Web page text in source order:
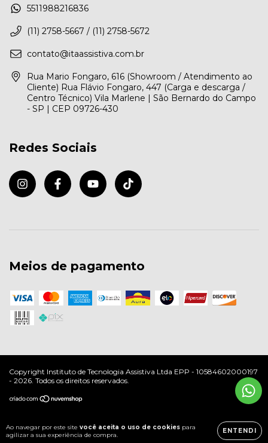
Ao navegar por este site você aceita o uso de cookies para
agilizar a sua experiência de compra.
ENTENDI
5511988216836
(11) 2758-5667 / (11) 2758-5672
contato@itaassistiva.com.br
Rua Mario Fongaro, 616 (Showroom / Atendimento ao
Cliente) Rua Flávio Fongaro, 447 (Carga e descarga /
Centro Técnico) Vila Marlene | São Bernardo do Campo
- SP | CEP 09726-430
Redes Sociais
Meios de pagamento
Copyright Instituto de Tecnologia Assistiva Ltda EPP - 10584602000197
- 2026. Todos os direitos reservados.